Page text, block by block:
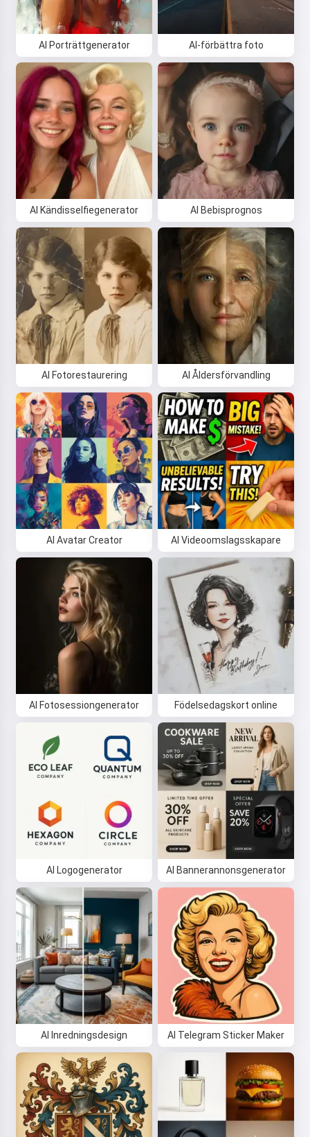
AI Porträttgenerator AI-förbättra foto
AI Kändisselfiegenerator AI Bebisprognos
AI Fotorestaurering AI Åldersförvandling
AI Avatar Creator AI Videoomslagsskapare
AI Fotosessiongenerator Födelsedagskort online
AI Logogenerator AI Bannerannonsgenerator
AI Inredningsdesign AI Telegram Sticker Maker
Hej 👋
Jag kan skapa låtar, skriva dikter